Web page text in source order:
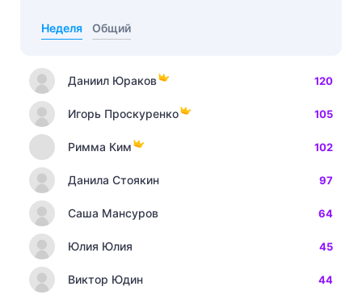
Неделя Общий
Даниил Юраков 120
Игорь Проскуренко 105
Римма Ким 102
Данила Стоякин 97
Саша Мансуров 64
Юлия Юлия 45
Виктор Юдин 44